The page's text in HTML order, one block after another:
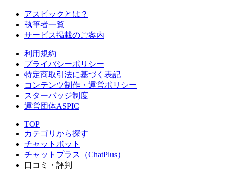
アスピックとは？
執筆者一覧
サービス掲載のご案内
利用規約
プライバシーポリシー
特定商取引法に基づく表記
コンテンツ制作・運営ポリシー
スターバッジ制度
運営団体ASPIC
TOP
カテゴリから探す
チャットボット
チャットプラス（ChatPlus）
口コミ・評判